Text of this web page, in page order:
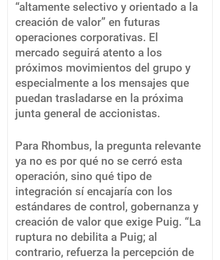
“altamente selectivo y orientado a la
creación de valor” en futuras
operaciones corporativas. El
mercado seguirá atento a los
próximos movimientos del grupo y
especialmente a los mensajes que
puedan trasladarse en la próxima
junta general de accionistas.
Para Rhombus, la pregunta relevante
ya no es por qué no se cerró esta
operación, sino qué tipo de
integración sí encajaría con los
estándares de control, gobernanza y
creación de valor que exige Puig. “La
ruptura no debilita a Puig; al
contrario, refuerza la percepción de